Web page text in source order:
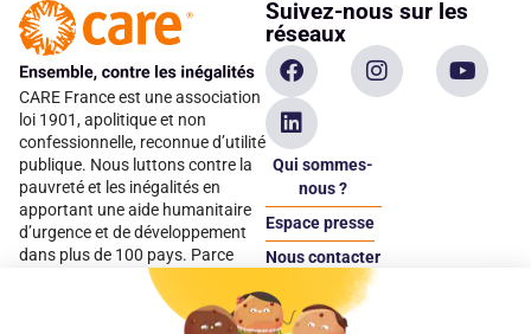
CARE France est une association
loi 1901, apolitique et non
confessionnelle, reconnue d’utilité
publique. Nous luttons contre la
pauvreté et les inégalités en
apportant une aide humanitaire
d’urgence et de développement
dans plus de 100 pays. Parce
qu’elles sont les premières
victimes des inégalités, CARE met
les femmes et les filles au cœur
Suivez-nous sur les
réseaux
Qui sommes-
nous ?
Espace presse
Nous contacter
Espace
donateur